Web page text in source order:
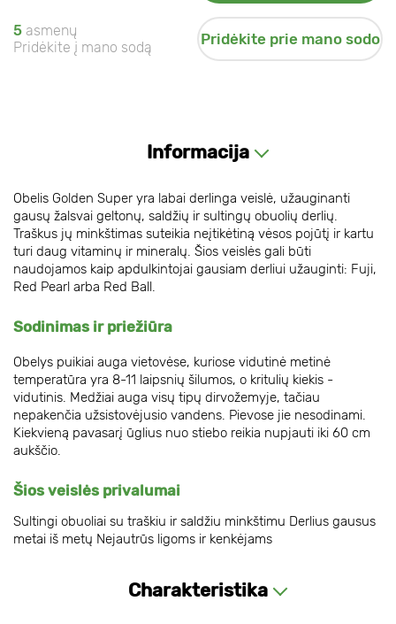
5 asmenų
Pridėkite į mano sodą
Pridėkite prie mano sodo
Informacija
Obelis Golden Super yra labai derlinga veislė, užauginanti
gausų žalsvai geltonų, saldžių ir sultingų obuolių derlių.
Traškus jų minkštimas suteikia neįtikėtiną vėsos pojūtį ir kartu
turi daug vitaminų ir mineralų. Šios veislės gali būti
naudojamos kaip apdulkintojai gausiam derliui užauginti: Fuji,
Red Pearl arba Red Ball.
Sodinimas ir priežiūra
Obelys puikiai auga vietovėse, kuriose vidutinė metinė
temperatūra yra 8-11 laipsnių šilumos, o kritulių kiekis -
vidutinis. Medžiai auga visų tipų dirvožemyje, tačiau
nepakenčia užsistovėjusio vandens. Pievose jie nesodinami.
Kiekvieną pavasarį ūglius nuo stiebo reikia nupjauti iki 60 cm
aukščio.
Šios veislės privalumai
Sultingi obuoliai su traškiu ir saldžiu minkštimu Derlius gausus
metai iš metų Nejautrūs ligoms ir kenkėjams
Charakteristika